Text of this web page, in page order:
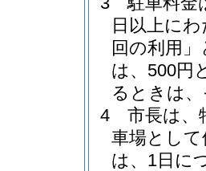
日以上に
回の利用
は、500円
るときは
4
市長は、
車場とし
は、1日に